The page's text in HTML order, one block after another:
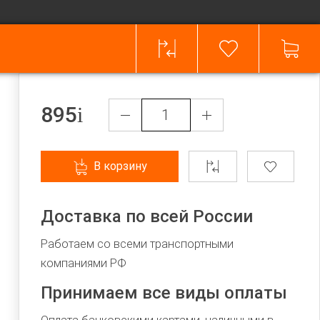
895
В корзину
Доставка по всей России
Работаем со всеми транспортными
компаниями РФ
Принимаем все виды оплаты